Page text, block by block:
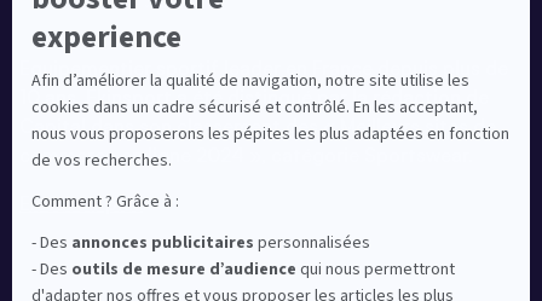
Equipementier sportif leader en France depuis plus de
10 ans, Ekinsport a été distingué par la rédaction de
Capital dans son classement des « Meilleurs sites de
commerce en ligne 2024 », catégorie Sportswear.
En savoir plus